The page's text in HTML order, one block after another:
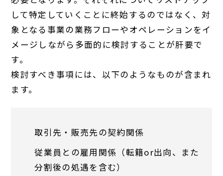
して特定していくことに終始するのではなく、対
象となる事業の業務フローやオペレーションをイ
メージしながら多面的に検討することが肝要で
す。
検討すべき事項には、以下のようなものが含まれ
ます。
取引先・販売先の契約関係
従業員との雇用関係（転籍or出向、また
分割後の処遇を含む）